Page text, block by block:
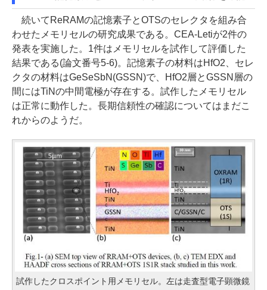
続いてReRAMの記憶素子とOTSのセレクタを組み合
わせたメモリセルの研究成果である。CEA-Letiが2件の
発表を実施した。1件はメモリセルを試作して評価した
結果である(論文番号5-6)。記憶素子の材料はHfO2、セレ
クタの材料はGeSeSbN(GSSN)で、HfO2層とGSSN層の
間にはTiNの中間電極が存在する。試作したメモリセル
は正常に動作した。長期信頼性の確認についてはまだこ
れからのようだ。
試作したクロスポイント用メモリセル。左は走査型電子顕微鏡